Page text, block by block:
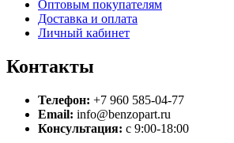
Оптовым покупателям
Доставка и оплата
Личный кабинет
Контакты
Телефон: +7 960 585-04-77
Email: info@benzopart.ru
Консультация: с 9:00-18:00